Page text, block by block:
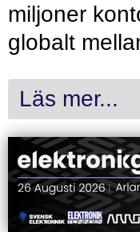
miljoner
globalt
Läs mer...